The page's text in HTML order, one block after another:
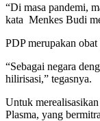
“Di masa pandemi,
kata Menkes Budi
PDP merupakan
“Sebagai negara
hilirisasi,” tegasnya.
Untuk
Plasma, yang